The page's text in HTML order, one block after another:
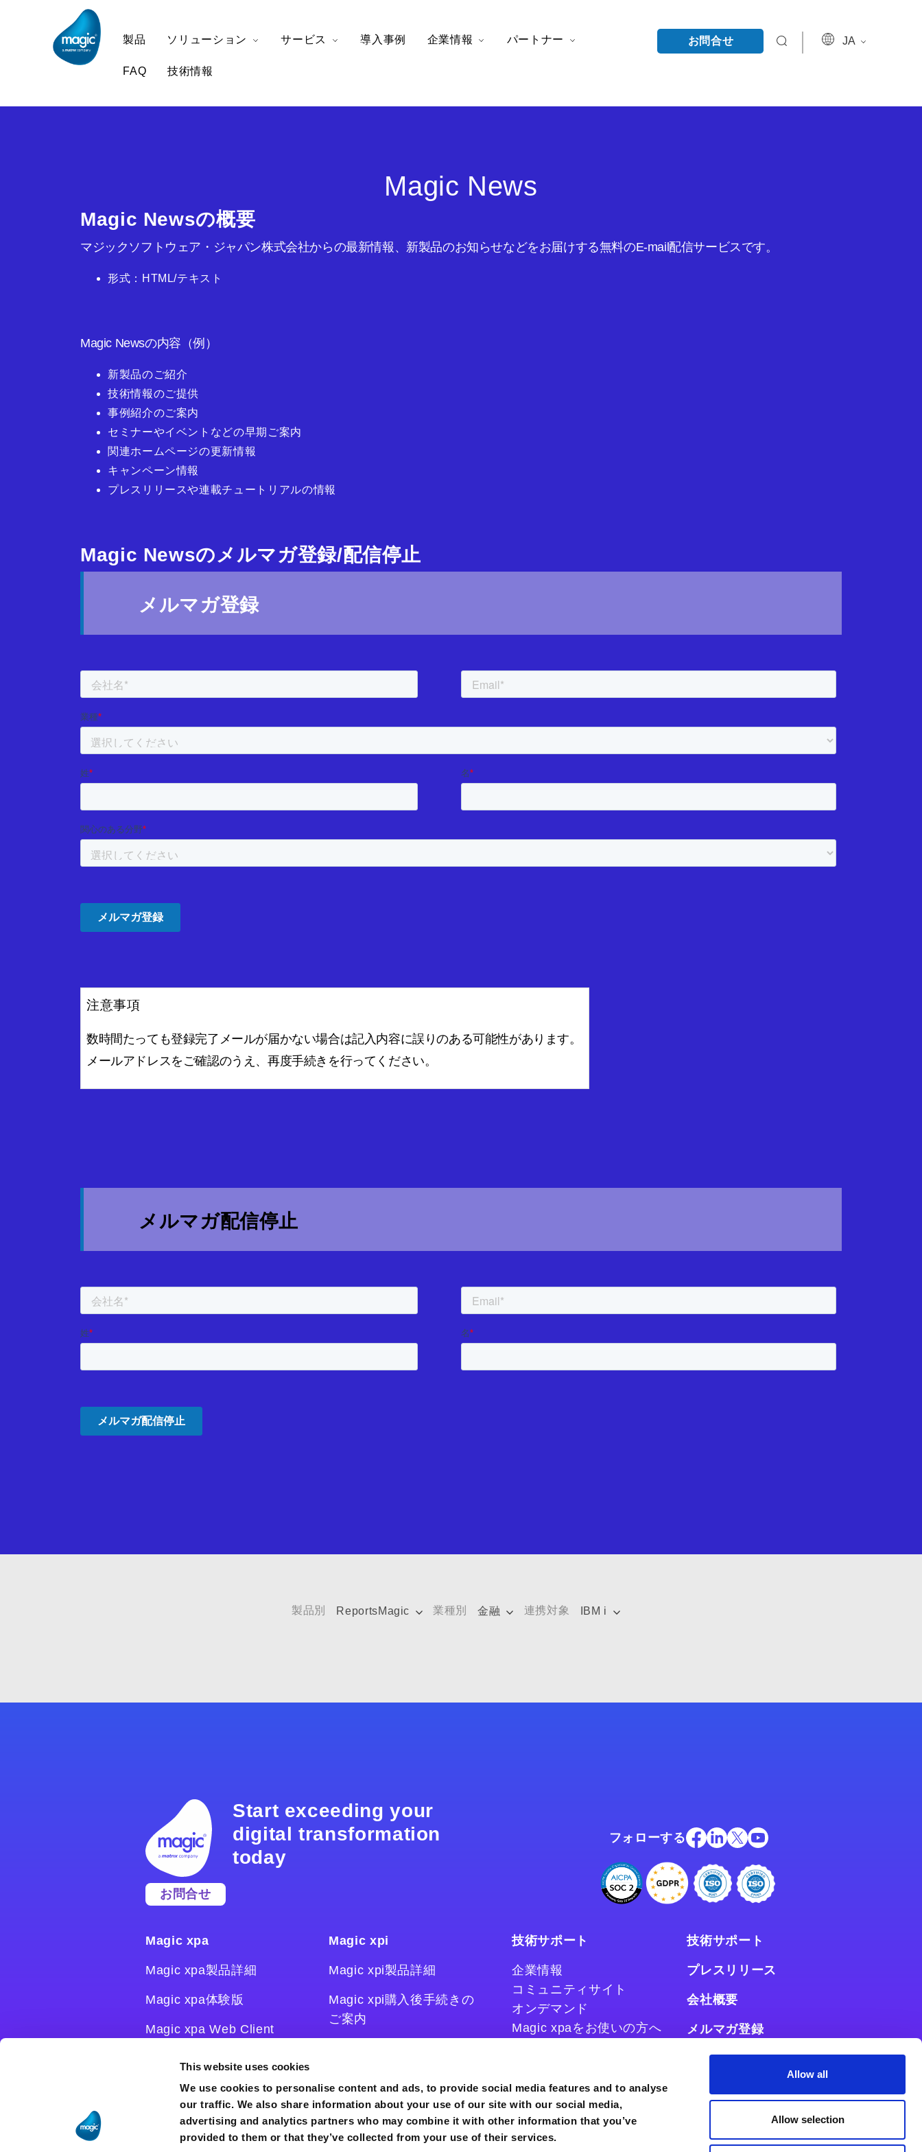
This website uses cookies
We use cookies to personalise content and ads, to provide social media features and to analyse
our traffic. We also share information about your use of our site with our social media,
advertising and analytics partners who may combine it with other information that you’ve
provided to them or that they’ve collected from your use of their services.
Allow all
Allow selection
製品 ソリューション サービス 導入事例 企業情報 パートナー
FAQ 技術情報
お問合せ JA
Magic News
Magic Newsの概要
マジックソフトウェア・ジャパン株式会社からの最新情報、新製品のお知らせなどをお届けする無料のE-mail配信サービスです。
形式：HTML/テキスト
Magic Newsの内容（例）
新製品のご紹介
技術情報のご提供
事例紹介のご案内
セミナーやイベントなどの早期ご案内
関連ホームページの更新情報
キャンペーン情報
プレスリリースや連載チュートリアルの情報
Magic Newsのメルマガ登録/配信停止
メルマガ登録
注意事項
数時間たっても登録完了メールが届かない場合は記入内容に誤りのある可能性があります。
メールアドレスをご確認のうえ、再度手続きを行ってください。
メルマガ配信停止
製品別 ReportsMagic 業種別 金融 連携対象 IBM i
Start exceeding your
digital transformation
today
お問合せ
フォローする
Magic xpa
Magic xpa製品詳細
Magic xpa体験版
Magic xpa Web Client
ユーザー登録/ライセンス発
Magic xpi
Magic xpi製品詳細
Magic xpi購入後手続きの
ご案内
技術サポート
企業情報
コミュニティサイト
オンデマンド
Magic xpaをお使いの方へ
コラム
技術サポート
プレスリリース
会社概要
メルマガ登録